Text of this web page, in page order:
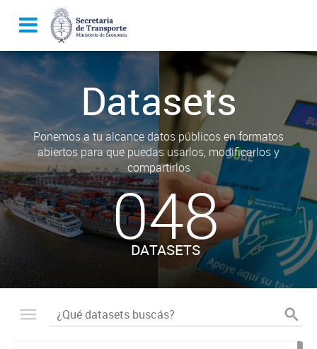
Datasets
Ponemos a tu alcance datos públicos en formatos
abiertos para que puedas usarlos, modificarlos y
compartirlos
048
DATASETS